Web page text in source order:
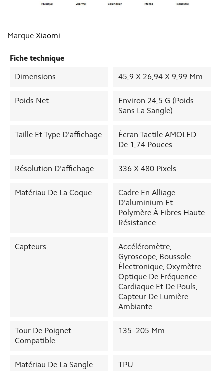
Marque Xiaomi
Fiche technique
Dimensions 45,9 X 26,94 X 9,99 Mm
Poids Net
Environ 24,5 G (poids
Sans La Sangle)
Taille Et Type D'affichage
Écran Tactile AMOLED
De 1,74 Pouces
Résolution D'affichage 336 X 480 Pixels
Matériau De La Coque
Cadre En Alliage
D'aluminium Et
Polymère À Fibres Haute
Résistance
Capteurs
Accéléromètre,
Gyroscope, Boussole
Électronique, Oxymètre
Optique De Fréquence
Cardiaque Et De Pouls,
Capteur De Lumière
Ambiante
Tour De Poignet
Compatible
135–205 Mm
Matériau De La Sangle
TPU